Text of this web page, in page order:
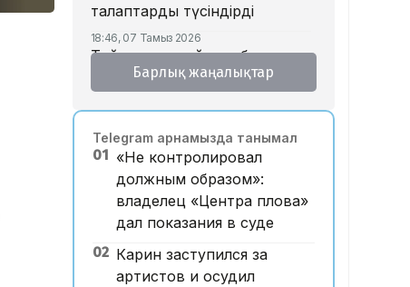
талаптарды түсіндірді
18:46, 07 Тамыз 2026
Тойда уағыз айтып, басы
дауға қалған ақсақалдың
«Ресейден жеткізілген»:
Алматыда жалған көлік
нөмірлерін сатқан тұрғын
ұсталды
ЕҮАК отырысында
электрондық сауда туралы
Барлық жаңалықтар
Telegram арнамызда танымал
01 «Не контролировал
должным образом»:
владелец «Центра плова»
дал показания в суде
02 Карин заступился за
артистов и осудил